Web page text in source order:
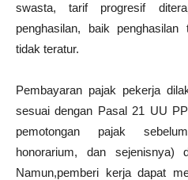
swasta, tarif progresif
penghasilan, baik penghasilan
tidak teratur.
Pembayaran pajak pekerja
sesuai dengan Pasal 21 UU
pemotongan pajak
honorarium, dan sejenisnya)
Namun,pemberi kerja dapat